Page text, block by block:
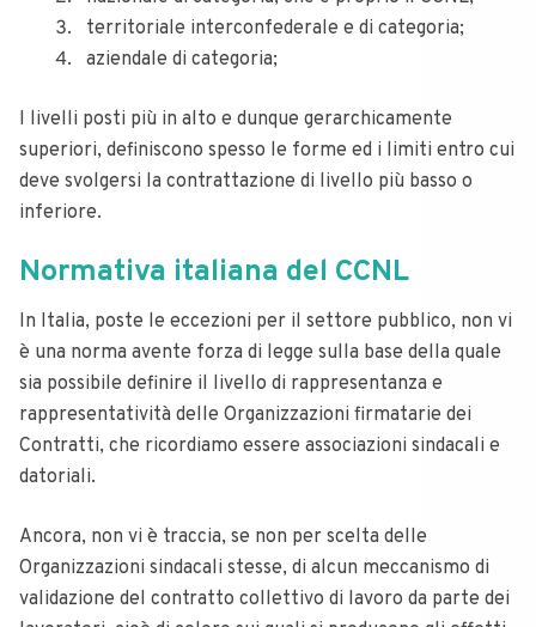
territoriale interconfederale e di categoria;
aziendale di categoria;
I livelli posti più in alto e dunque gerarchicamente
superiori, definiscono spesso le forme ed i limiti entro cui
deve svolgersi la contrattazione di livello più basso o
inferiore.
Normativa italiana del CCNL
In Italia, poste le eccezioni per il settore pubblico, non vi
è una norma avente forza di legge sulla base della quale
sia possibile definire il livello di rappresentanza e
rappresentatività delle Organizzazioni firmatarie dei
Contratti, che ricordiamo essere associazioni sindacali e
datoriali.
Ancora, non vi è traccia, se non per scelta delle
Organizzazioni sindacali stesse, di alcun meccanismo di
validazione del contratto collettivo di lavoro da parte dei